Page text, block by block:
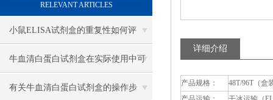
RELEVANT ARTICLES
小鼠ELISA试剂盒的重复性如何评
估？
牛血清白蛋白试剂盒在实际使用中可
分为多种类型测定
有关牛血清白蛋白试剂盒的操作步
详细介绍
产品规格：
48T/96T（盒